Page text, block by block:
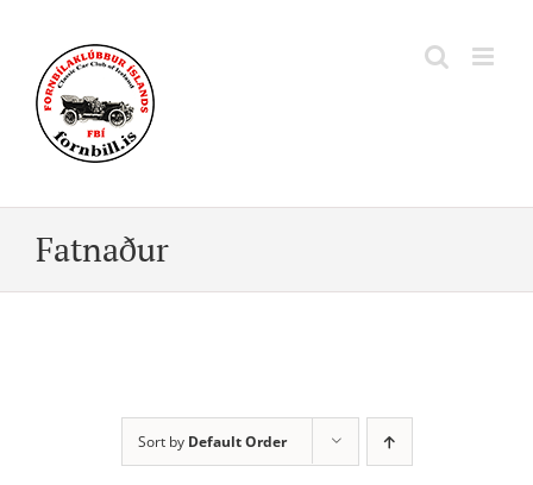
content
Fatnaður
Sort by Default Order